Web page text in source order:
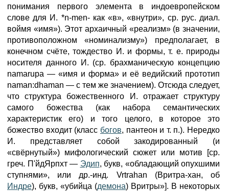
понимания первого элемента в индоевропейском
слове для И. *n-men- как «в», «внутри», ср. рус. диал.
воймя «имя»). Этот архаичный «реализм» (в значении,
противоположном «номинализму») предполагает, в
конечном счёте, тождество И. и формы, т. е. природы
носителя данного И. (ср. брахманическую концепцию
namarupa — «имя и форма» и её ведийский прототип
naman:dhaman — с тем же значением). Отсюда следует,
что структура божественного И. отражает структуру
самого божества (как набора семантических
характеристик его) и того целого, в которое это
божество входит (класс богов, пантеон и т. п.). Нередко
И. представляет собой закодированный (и
«свёрнутый») мифологический сюжет или мотив [ср.
греч. П'йдЯрпхт — Эдип, букв, «обладающий опухшими
ступнями», или др.-инд. Vrtrahan (Вритра-хан, об
Индре), букв, «убийца (демона) Вритры»]. В некоторых